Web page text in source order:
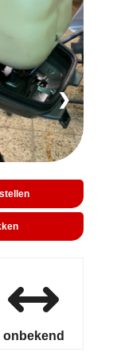
❯
onbekend